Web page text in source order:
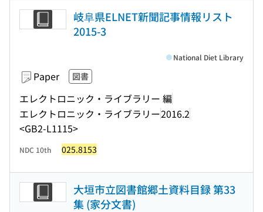
岐阜県ELNET新聞記事情報リスト
2015-3
Paper 図書
エレクトロニック・ライブラリー 編
エレクトロニック・ライブラリー2016.2
<GB2-L1115>
National Diet Library
NDC 10th 025.8153
大垣市立図書館郷土資料目録 第33
集 (家分文書)